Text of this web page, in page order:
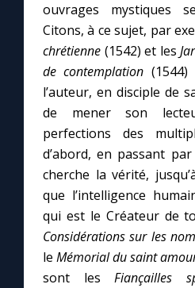
ouvrages mystiques
Citons, à ce sujet, par
chrétienne (1542) et les
de contemplation
l’auteur, en disciple de
de mener son
perfections des
d’abord, en passant
cherche la vérité,
que l’intelligence
qui est le Créateur de
Considérations sur les
leMémorial du saint
sont lesFiançailles